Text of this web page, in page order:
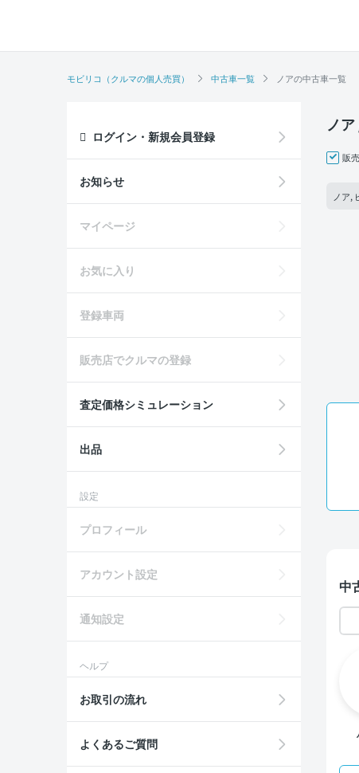
モビリコ（クルマの個人売買） 中古車一覧 ノアの中古車一覧
ノ
販
ノア,
中
ログイン・新規会員登録
お知らせ
マイページ
お気に入り
登録車両
販売店でクルマの登録
査定価格シミュレーション
出品
設定
プロフィール
アカウント設定
通知設定
ヘルプ
お取引の流れ
よくあるご質問